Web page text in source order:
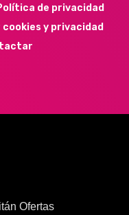
de privacidad
y privacidad
Ofertas